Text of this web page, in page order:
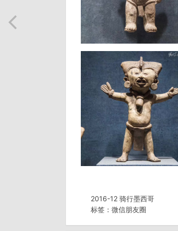
2016-12 骑行墨西哥
标签： 微信朋友圈